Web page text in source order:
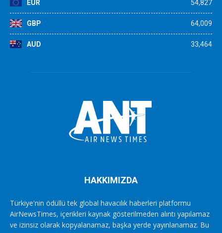
EUR 54,827
GBP 64,009
AUD 33,464
HAKKIMIZDA
Türkiye'nin ödüllü tek global havacılık haberleri platformu
AirNewsTimes, içerikleri kaynak gösterilmeden alıntı yapılamaz
ve izinsiz olarak kopyalanamaz, başka yerde yayınlanamaz. Bu